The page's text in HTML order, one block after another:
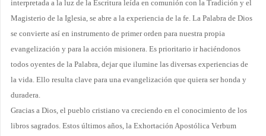
interpretada a la luz de la Escritura leída en comunión con la Tradición y el
Magisterio de la Iglesia, se abre a la experiencia de la fe. La Palabra de Dios
se con­vierte así en instrumento de primer orden para nuestra propia
evangelización y para la acción misio­nera. Es prioritario ir haciéndonos
todos oyentes de la Palabra, dejar que ilumine las diversas experiencias de
la vida. Ello resulta clave para una evangelización que quiera ser honda y
duradera.
Gracias a Dios, el pueblo cristiano va creciendo en el conocimiento de los
libros sagrados. Estos últimos años, la Exhortación Apostólica Verbum